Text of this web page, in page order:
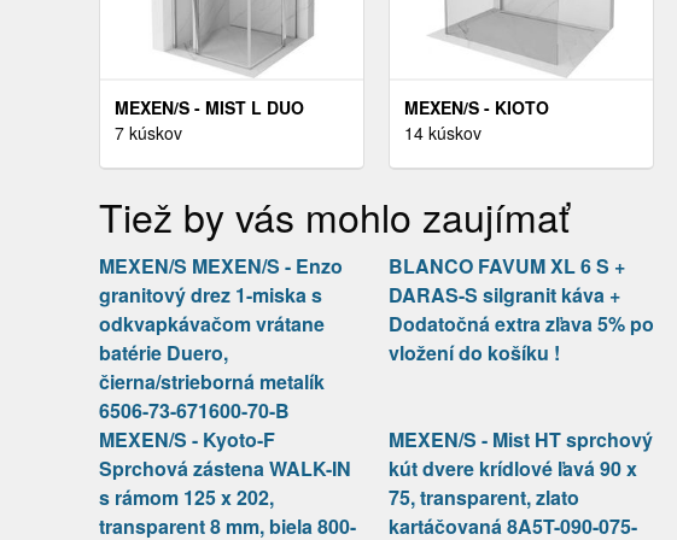
MEXEN/S - MIST L DUO
SPRCHOVACÍ KÚT DVERE
8A4L-115-115-01-00
7 kúskov
MEXEN/S - KIOTO
SPRCHOVÁ ZÁSTENA
800-090-212-01-00-090
14 kúskov
Tiež by vás mohlo zaujímať
MEXEN/S MEXEN/S - Enzo
granitový drez 1-miska s
odkvapkávačom vrátane
batérie Duero,
čierna/strieborná metalík
6506-73-671600-70-B
BLANCO FAVUM XL 6 S +
DARAS-S silgranit káva +
Dodatočná extra zľava 5% po
vložení do košíku !
MEXEN/S - Kyoto-F
Sprchová zástena WALK-IN
s rámom 125 x 202,
transparent 8 mm, biela 800-
MEXEN/S - Mist HT sprchový
kút dvere krídlové ľavá 90 x
75, transparent, zlato
kartáčovaná 8A5T-090-075-